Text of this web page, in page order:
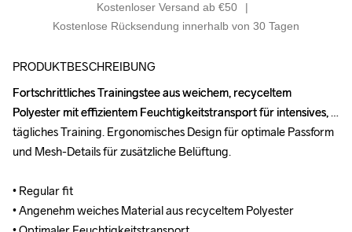
Kostenloser Versand ab €50
Kostenlose Rücksendung innerhalb von 30 Tagen
PRODUKTBESCHREIBUNG
Fortschrittliches Trainingstee aus weichem, recyceltem
Polyester mit effizientem Feuchtigkeitstransport für intensives,
tägliches Training. Ergonomisches Design für optimale Passform
und Mesh-Details für zusätzliche Belüftung.
• Regular fit
• Angenehm weiches Material aus recyceltem Polyester
Fortschrittliches Trainingstee aus weichem, recyceltem
Polyester mit effizientem Feuchtigkeitstransport für intensives,
tägliches Training. Ergonomisches Design für optimale Passform
und Mesh-Details für zusätzliche Belüftung.
• Regular fit
• Angenehm weiches Material aus recyceltem Polyester